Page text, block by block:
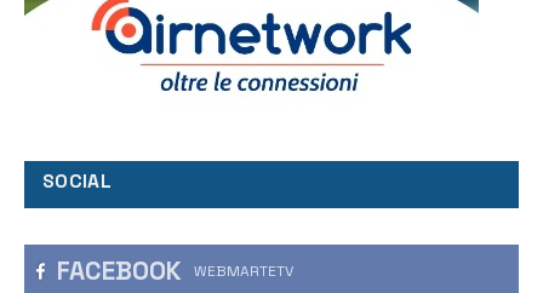
SOCIAL
FACEBOOK WEBMARTETV